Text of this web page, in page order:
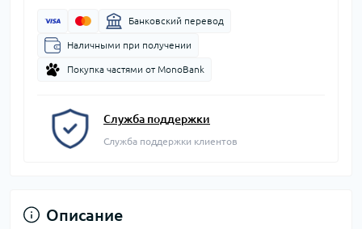
Банковский перевод
Наличными при получении
Покупка частями от MonoBank
Служба поддержки
Служба поддержки клиентов
Описание